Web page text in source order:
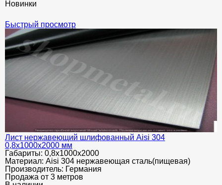
Новинки
Быстрый просмотр
Лист нержавеющий шлифованный Aisi 304
0,8х1000х2000 мм
Габариты: 0,8х1000х2000
Материал: Aisi 304 нержавеющая сталь(пищевая)
Производитель: Германия
Продажа от 3 метров